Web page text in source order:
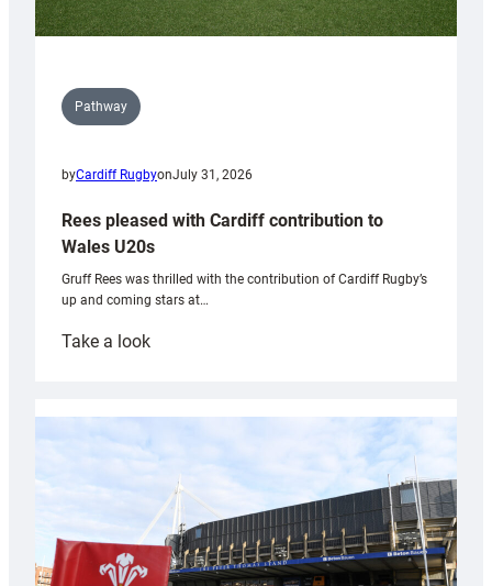
Pathway
byCardiff RugbyonJuly 31, 2026
Rees pleased with Cardiff contribution to
Wales U20s
Gruff Rees was thrilled with the contribution of Cardiff Rugby’s
up and coming stars at…
Take a look:
with
Cardiff
contribution
Wales
U20s